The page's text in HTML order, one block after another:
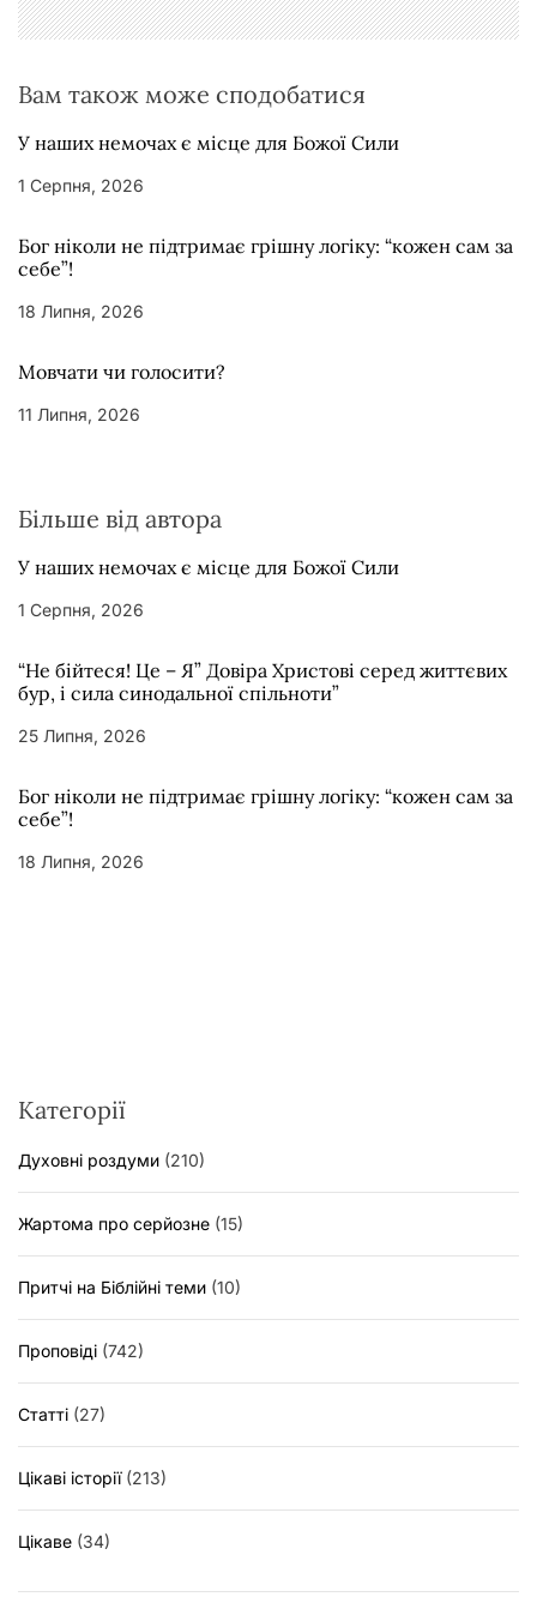
в
Вам також може сподобатися
У наших немочах є місце для Божої Сили
1 Серпня, 2026
Бог ніколи не підтримає грішну логіку: “кожен сам за
себе”!
18 Липня, 2026
Мовчати чи голосити?
11 Липня, 2026
Більше від автора
У наших немочах є місце для Божої Сили
1 Серпня, 2026
“Не бійтеся! Це – Я” Довіра Христові серед життєвих
бур, і сила синодальної спільноти”
25 Липня, 2026
Бог ніколи не підтримає грішну логіку: “кожен сам за
себе”!
18 Липня, 2026
Категорії
Духовні роздуми (210)
Жартома про серйозне (15)
Притчі на Біблійні теми (10)
Проповіді (742)
Статті (27)
Цікаві історії(213)
Цікаве (34)